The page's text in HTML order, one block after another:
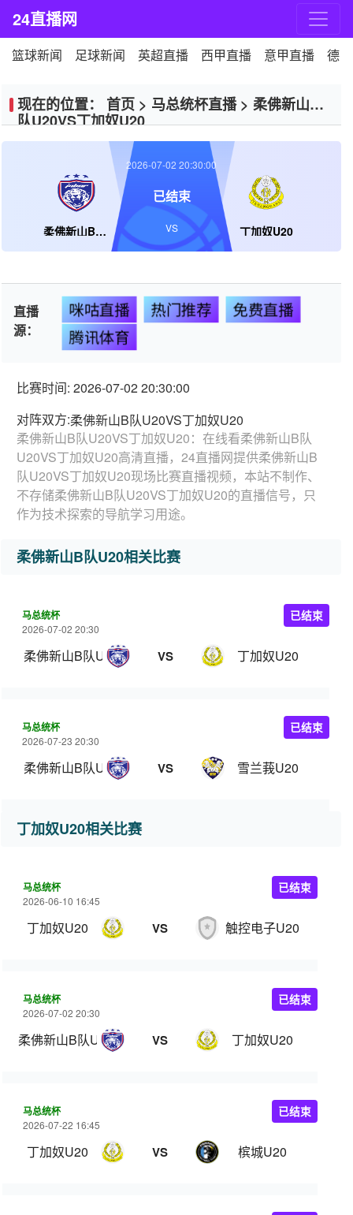
24直播网
篮球新闻 足球新闻 英超直播 西甲直播 意甲直播 德
现在的位置： 首页 > 马总统杯直播> 柔佛新山B
队U20VS丁加奴U20
柔佛新山B队U20 丁加奴U20
2026-07-02 20:30:00
已结束
VS
直播
源：
咪咕直播 热门推荐
免费直播
腾讯体育
比赛时间: 2026-07-02 20:30:00
对阵双方:柔佛新山B队U20VS丁加奴U20
柔佛新山B队U20VS丁加奴U20：在线看柔佛新山B队
U20VS丁加奴U20高清直播，24直播网提供柔佛新山B
队U20VS丁加奴U20现场比赛直播视频，本站不制作、
不存储柔佛新山B队U20VS丁加奴U20的直播信号，只
作为技术探索的导航学习用途。
柔佛新山B队U20相关比赛
马总统杯
2026-07-02 20:30
柔佛新山B队U20 VS 丁加奴U20
已结束
马总统杯
2026-07-23 20:30
柔佛新山B队U20 VS 雪兰莪U20
已结束
丁加奴U20相关比赛
马总统杯
2026-06-10 16:45
丁加奴U20 VS 触控电子U20
已结束
马总统杯
2026-07-02 20:30
柔佛新山B队U20 VS 丁加奴U20
已结束
马总统杯
2026-07-22 16:45
丁加奴U20 VS 槟城U20
已结束